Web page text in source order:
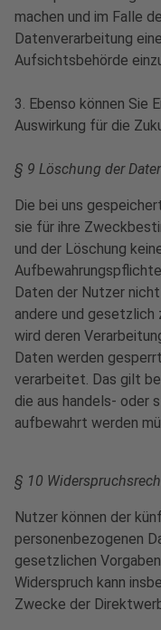
machen und im Falle
Datenverarbeitung
Aufsichtsbehörde
3. Ebenso können Sie
Auswirkung für die
§ 9 Löschung der
Die bei uns
sie für ihre
und der Löschung
Daten der Nutzer
andere und gesetzlich
wird deren
Daten werden
verarbeitet. Das gilt
die aus handels- oder
aufbewahrt werden
§ 10
Nutzer können der
personenbezogenen
gesetzlichen
Widerspruch kann
Zwecke der